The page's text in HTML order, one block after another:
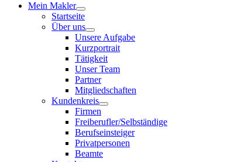
Mein Makler
Startseite
Über uns
Unsere Aufgabe
Kurzportrait
Tätigkeit
Unser Team
Partner
Mitgliedschaften
Kundenkreis
Firmen
Freiberufler/Selbständige
Berufseinsteiger
Privatpersonen
Beamte